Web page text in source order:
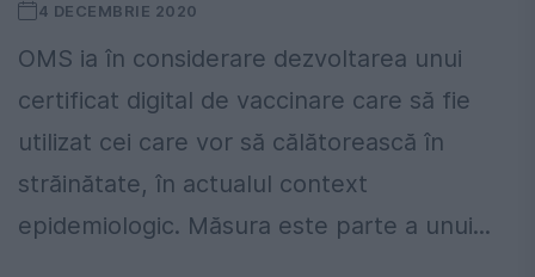
4 DECEMBRIE 2020
OMS ia în considerare dezvoltarea unui
certificat digital de vaccinare care să fie
utilizat cei care vor să călătorească în
străinătate, în actualul context
epidemiologic. Măsura este parte a unui...